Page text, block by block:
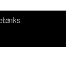
Links